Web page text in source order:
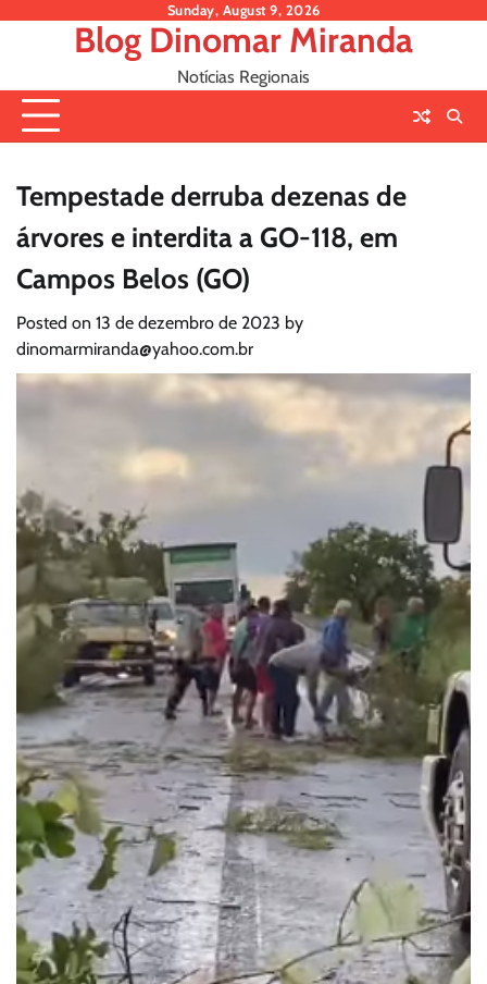
Sunday, August 9, 2026
Blog Dinomar Miranda
Notícias Regionais
Tempestade derruba dezenas de
árvores e interdita a GO-118, em
Campos Belos (GO)
Posted on 13 de dezembro de 2023 by
dinomarmiranda@yahoo.com.br